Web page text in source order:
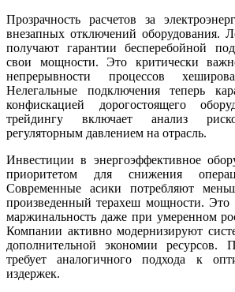
Прозрачность расчетов за
внезапных отключений оборудования.
получают гарантии бесперебойной
свои мощности. Это критически
непрерывности процессов
Нелегальные подключения теперь
конфискацией дорогостоящего
трейдингу включает анализ
регуляторным давлением на отрасль.
Инвестиции в энергоэффективное
приоритетом для снижения
Современные асики потребляют
произведенный терахеш мощности. Это
маржинальность даже при умеренном
Компании активно модернизируют
дополнительной экономии ресурсов.
требует аналогичного подхода к
издержек.